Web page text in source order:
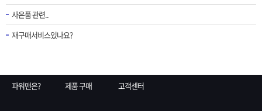
사은품 관련..
재구매서비스있나요?
파워맨은? 제품 구매 고객센터